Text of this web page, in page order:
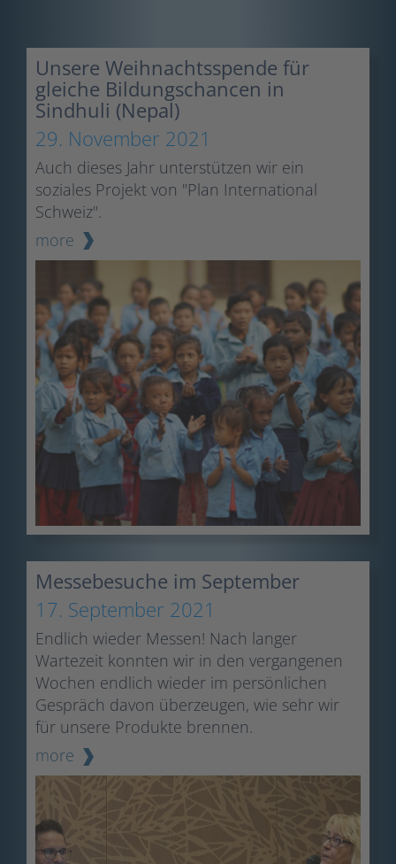
Unsere Weihnachtsspende für
gleiche Bildungschancen in
Sindhuli (Nepal)
29. November 2021
Auch dieses Jahr unterstützen wir ein
soziales Projekt von "Plan International
Schweiz".
more
Messebesuche im September
17. September 2021
Endlich wieder Messen! Nach langer
Wartezeit konnten wir in den vergangenen
Wochen endlich wieder im persönlichen
Gespräch davon überzeugen, wie sehr wir
für unsere Produkte brennen.
more